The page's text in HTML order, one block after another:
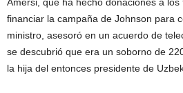
financiar la campaña de Johnson para
ministro, asesoró en un acuerdo de
se descubrió que era un soborno de
la hija del entonces presidente de